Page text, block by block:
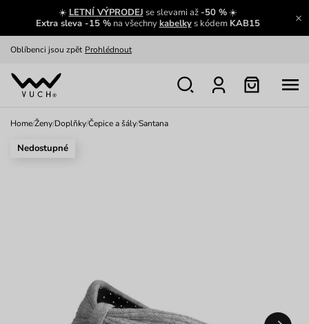
☀️ LETNÍ VÝPRODEJ se slevami až -50 %☀️
Extra sleva -15 %na všechnykabelkys kódem KAB15
Výměna a vrácení zdarma Zobrazit
Home/Ženy/Doplňky/Čepice a šály/Santana
Nedostupné